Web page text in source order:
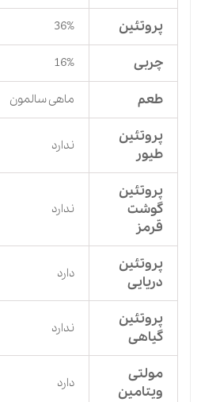
پروتئین 36%
چربی 16%
طعم ماهی سالمون
پروتئین
طیور
ندارد
پروتئین
گوشت
قرمز
ندارد
پروتئین
دریایی
دارد
پروتئین
گیاهی
ندارد
مولتی
ویتامین
دارد